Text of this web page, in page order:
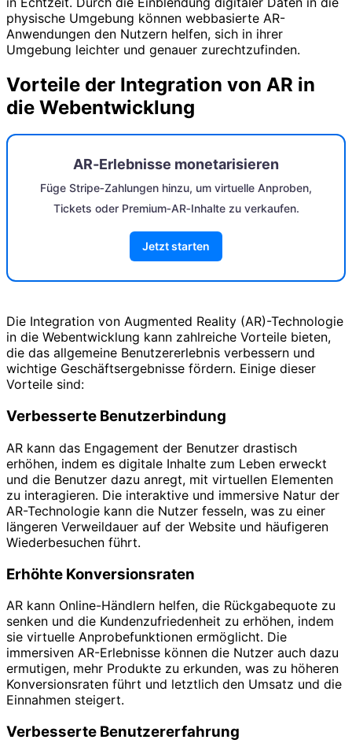
physische Umgebung können webbasierte AR-
Anwendungen den Nutzern helfen, sich in ihrer
Umgebung leichter und genauer zurechtzufinden.
Vorteile der Integration von AR in
die Webentwicklung
AR‑Erlebnisse monetarisieren
Füge Stripe‑Zahlungen hinzu, um virtuelle Anproben,
Tickets oder Premium‑AR‑Inhalte zu verkaufen.
Jetzt starten
Die Integration von Augmented Reality (AR)-Technologie
in die Webentwicklung kann zahlreiche Vorteile bieten,
die das allgemeine Benutzererlebnis verbessern und
wichtige Geschäftsergebnisse fördern. Einige dieser
Vorteile sind:
Verbesserte Benutzerbindung
AR kann das Engagement der Benutzer drastisch
erhöhen, indem es digitale Inhalte zum Leben erweckt
und die Benutzer dazu anregt, mit virtuellen Elementen
zu interagieren. Die interaktive und immersive Natur der
AR-Technologie kann die Nutzer fesseln, was zu einer
längeren Verweildauer auf der Website und häufigeren
Wiederbesuchen führt.
Erhöhte Konversionsraten
AR kann Online-Händlern helfen, die Rückgabequote zu
senken und die Kundenzufriedenheit zu erhöhen, indem
sie virtuelle Anprobefunktionen ermöglicht. Die
immersiven AR-Erlebnisse können die Nutzer auch dazu
ermutigen, mehr Produkte zu erkunden, was zu höheren
Konversionsraten führt und letztlich den Umsatz und die
Einnahmen steigert.
Verbesserte Benutzererfahrung